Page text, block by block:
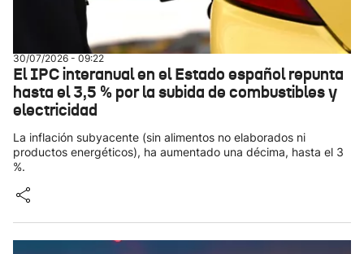
30/07/2026 - 09:22
El IPC interanual en el Estado español repunta
hasta el 3,5 % por la subida de combustibles y
electricidad
La inflación subyacente (sin alimentos no elaborados ni
productos energéticos), ha aumentado una décima, hasta el 3
%.